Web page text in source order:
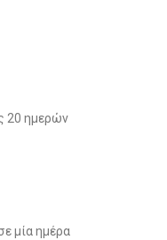
20 ημερών
μία ημέρα